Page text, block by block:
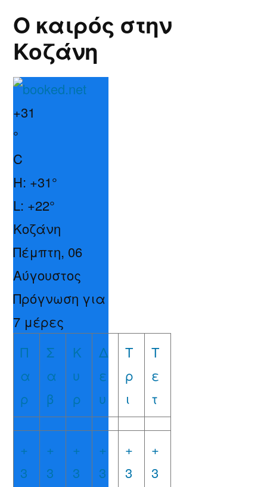
Ο καιρός στην
Κοζάνη
+31
°
C
H: +31°
L: +22°
Κοζάνη
Πέμπτη, 06
Αύγουστος
Πρόγνωση για
7 μέρες
Π
α
ρ
Σ
α
β
Κ
υ
ρ
Δ
ε
υ
Τ
ρ
ι
Τ
ε
τ
+
3
+
3
+
3
+
3
+
3
+
3